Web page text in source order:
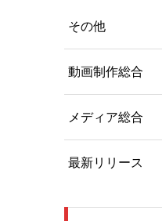
その他
動画制作総合
メディア総合
最新リリース